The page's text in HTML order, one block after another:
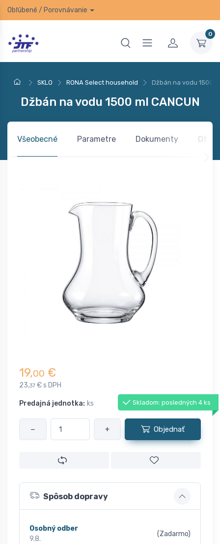
Obľúbené / Porovnávanie
0
SKLO RONA Select household Džbán na vodu 1500
Džbán na vodu 1500 ml CANCUN
Všeobecné Parametre Dokumenty
19,00 €
23,37 € s DPH
Predajná jednotka: ks Skladom: posledných 4 ks
− + Objednať
Spôsob dopravy
Osobný odber
9.8.
(Zadarmo)